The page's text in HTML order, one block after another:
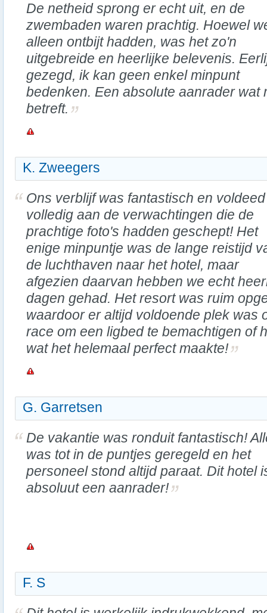
De netheid sprong er echt uit, en de
zwembaden waren prachtig. Hoewel
alleen ontbijt hadden, was het zo'n
uitgebreide en heerlijke belevenis.
gezegd, ik kan geen enkel minpunt
bedenken. Een absolute aanrader wat
betreft.
K. Zweegers
Ons verblijf was fantastisch en voldeed
volledig aan de verwachtingen die de
prachtige foto's hadden geschept! Het
enige minpuntje was de lange reistijd
de luchthaven naar het hotel, maar
afgezien daarvan hebben we echt
dagen gehad. Het resort was ruim
waardoor er altijd voldoende plek was
race om een ligbed te bemachtigen of
wat het helemaal perfect maakte!
G. Garretsen
De vakantie was ronduit fantastisch!
was tot in de puntjes geregeld en het
personeel stond altijd paraat. Dit hotel
absoluut een aanrader!
F. S